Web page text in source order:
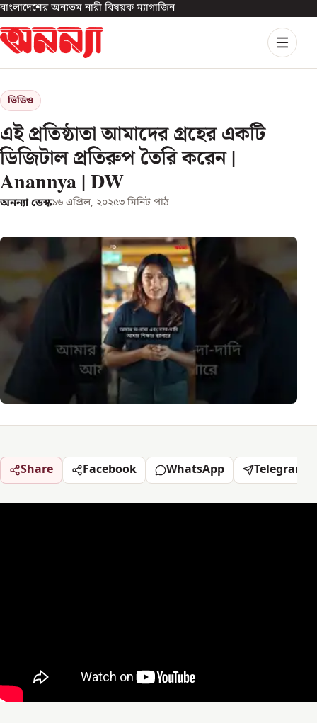
বাংলাদেশের অন্যতম নারী বিষয়ক ম্যাগাজিন
ভিডিও
এই প্রতিষ্ঠাতা আমাদের গ্রহের একটি
ডিজিটাল প্রতিরুপ তৈরি করেন |
Anannya | DW
অনন্যা ডেস্ক১৬ এপ্রিল, ২০২৫৩ মিনিট পাঠ
Share Facebook WhatsApp Telegram